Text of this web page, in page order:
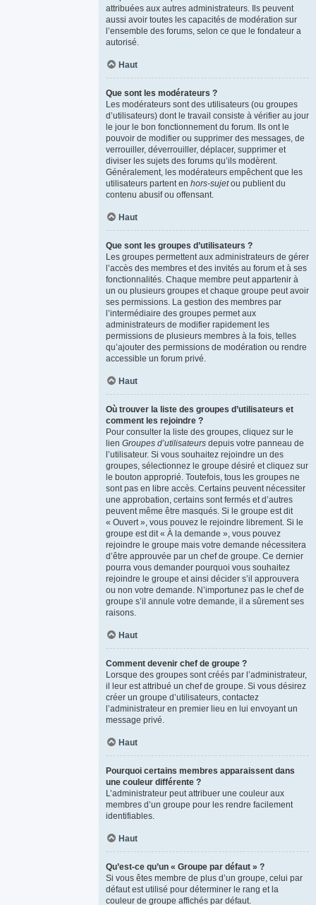
attribuées aux autres administrateurs. Ils peuvent
aussi avoir toutes les capacités de modération sur
l’ensemble des forums, selon ce que le fondateur a
autorisé.
Haut
Que sont les modérateurs ?
Les modérateurs sont des utilisateurs (ou groupes
d’utilisateurs) dont le travail consiste à vérifier au jour
le jour le bon fonctionnement du forum. Ils ont le
pouvoir de modifier ou supprimer des messages, de
verrouiller, déverrouiller, déplacer, supprimer et
diviser les sujets des forums qu’ils modèrent.
Généralement, les modérateurs empêchent que les
utilisateurs partent en hors-sujetou publient du
contenu abusif ou offensant.
Haut
Que sont les groupes d’utilisateurs ?
Les groupes permettent aux administrateurs de gérer
l’accès des membres et des invités au forum et à ses
fonctionnalités. Chaque membre peut appartenir à
un ou plusieurs groupes et chaque groupe peut avoir
ses permissions. La gestion des membres par
l’intermédiaire des groupes permet aux
administrateurs de modifier rapidement les
permissions de plusieurs membres à la fois, telles
qu’ajouter des permissions de modération ou rendre
accessible un forum privé.
Haut
Où trouver la liste des groupes d’utilisateurs et
comment les rejoindre ?
Pour consulter la liste des groupes, cliquez sur le
lien Groupes d’utilisateurs depuis votre panneau de
l’utilisateur. Si vous souhaitez rejoindre un des
groupes, sélectionnez le groupe désiré et cliquez sur
le bouton approprié. Toutefois, tous les groupes ne
sont pas en libre accès. Certains peuvent nécessiter
une approbation, certains sont fermés et d’autres
peuvent même être masqués. Si le groupe est dit
« Ouvert », vous pouvez le rejoindre librement. Si le
groupe est dit « À la demande », vous pouvez
rejoindre le groupe mais votre demande nécessitera
d’être approuvée par un chef de groupe. Ce dernier
pourra vous demander pourquoi vous souhaitez
rejoindre le groupe et ainsi décider s’il approuvera
ou non votre demande. N’importunez pas le chef de
groupe s’il annule votre demande, il a sûrement ses
raisons.
Haut
Comment devenir chef de groupe ?
Lorsque des groupes sont créés par l’administrateur,
il leur est attribué un chef de groupe. Si vous désirez
créer un groupe d’utilisateurs, contactez
l’administrateur en premier lieu en lui envoyant un
message privé.
Haut
Pourquoi certains membres apparaissent dans
une couleur différente ?
L’administrateur peut attribuer une couleur aux
membres d’un groupe pour les rendre facilement
identifiables.
Haut
Qu’est-ce qu’un « Groupe par défaut » ?
Si vous êtes membre de plus d’un groupe, celui par
défaut est utilisé pour déterminer le rang et la
couleur de groupe affichés par défaut.